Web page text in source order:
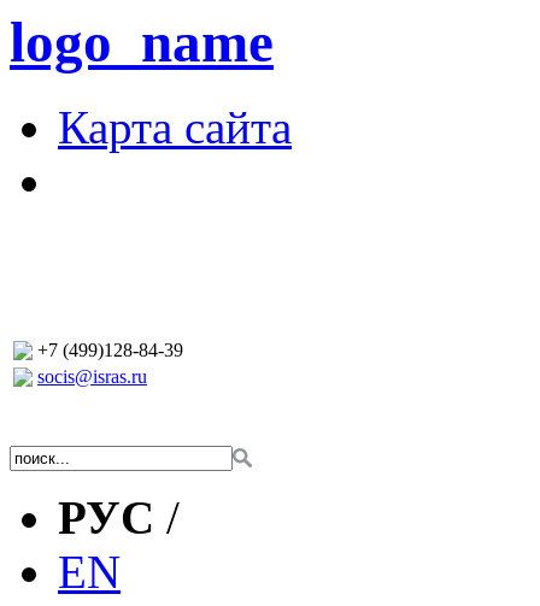
logo_name
Карта сайта
+7 (499)128-84-39
socis@isras.ru
РУС /
EN